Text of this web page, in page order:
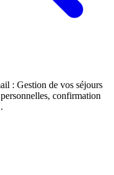
: Gestion de vos séjours
confirmation